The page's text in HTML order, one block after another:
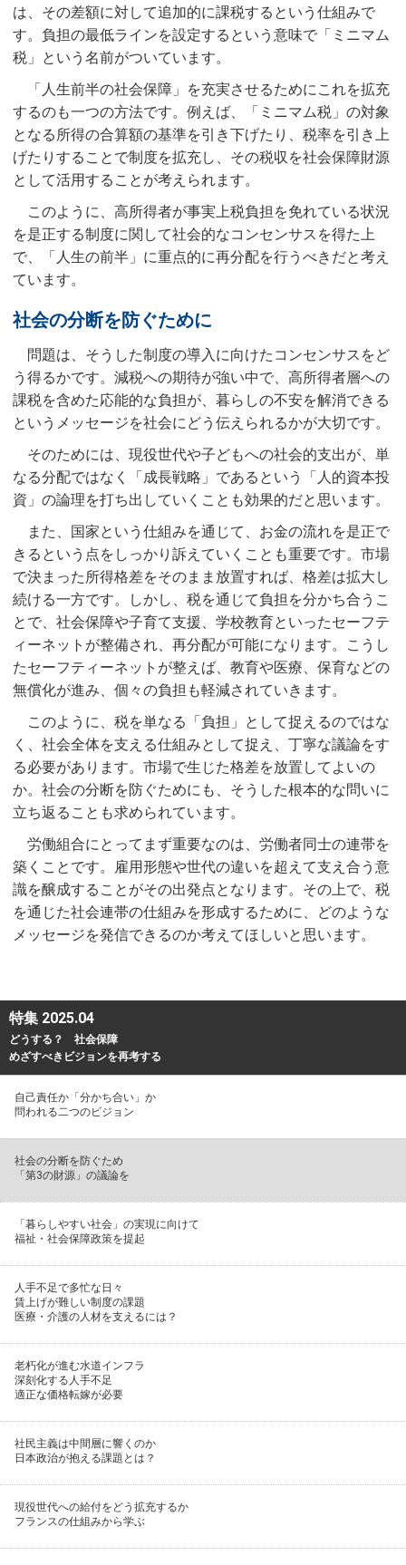
は、その差額に対して追加的に課税するという仕組みで
す。負担の最低ラインを設定するという意味で「ミニマム
税」という名前がついています。
「人生前半の社会保障」を充実させるためにこれを拡充
するのも一つの方法です。例えば、「ミニマム税」の対象
となる所得の合算額の基準を引き下げたり、税率を引き上
げたりすることで制度を拡充し、その税収を社会保障財源
として活用することが考えられます。
このように、高所得者が事実上税負担を免れている状況
を是正する制度に関して社会的なコンセンサスを得た上
で、「人生の前半」に重点的に再分配を行うべきだと考え
ています。
社会の分断を防ぐために
問題は、そうした制度の導入に向けたコンセンサスをど
う得るかです。減税への期待が強い中で、高所得者層への
課税を含めた応能的な負担が、暮らしの不安を解消できる
というメッセージを社会にどう伝えられるかが大切です。
そのためには、現役世代や子どもへの社会的支出が、単
なる分配ではなく「成長戦略」であるという「人的資本投
資」の論理を打ち出していくことも効果的だと思います。
また、国家という仕組みを通じて、お金の流れを是正で
きるという点をしっかり訴えていくことも重要です。市場
で決まった所得格差をそのまま放置すれば、格差は拡大し
続ける一方です。しかし、税を通じて負担を分かち合うこ
とで、社会保障や子育て支援、学校教育といったセーフテ
ィーネットが整備され、再分配が可能になります。こうし
たセーフティーネットが整えば、教育や医療、保育などの
無償化が進み、個々の負担も軽減されていきます。
このように、税を単なる「負担」として捉えるのではな
く、社会全体を支える仕組みとして捉え、丁寧な議論をす
る必要があります。市場で生じた格差を放置してよいの
か。社会の分断を防ぐためにも、そうした根本的な問いに
立ち返ることも求められています。
労働組合にとってまず重要なのは、労働者同士の連帯を
築くことです。雇用形態や世代の違いを超えて支え合う意
識を醸成することがその出発点となります。その上で、税
を通じた社会連帯の仕組みを形成するために、どのような
メッセージを発信できるのか考えてほしいと思います。
特集 2025.04
どうする？ 社会保障
めざすべきビジョンを再考する
自己責任か「分かち合い」か
問われる二つのビジョン
社会の分断を防ぐため
「第3の財源」の議論を
「暮らしやすい社会」の実現に向けて
福祉・社会保障政策を提起
人手不足で多忙な日々
賃上げが難しい制度の課題
医療・介護の人材を支えるには？
老朽化が進む水道インフラ
深刻化する人手不足
適正な価格転嫁が必要
社民主義は中間層に響くのか
日本政治が抱える課題とは？
現役世代への給付をどう拡充するか
フランスの仕組みから学ぶ